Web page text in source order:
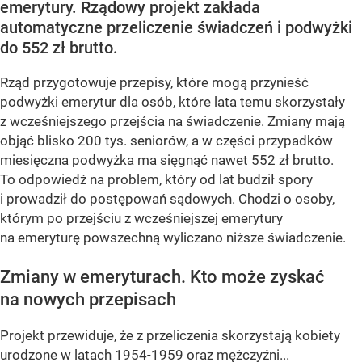
emerytury. Rządowy projekt zakłada
automatyczne przeliczenie świadczeń i podwyżki
do 552 zł brutto.
Rząd przygotowuje przepisy, które mogą przynieść
podwyżki emerytur dla osób, które lata temu skorzystały
z wcześniejszego przejścia na świadczenie. Zmiany mają
objąć blisko 200 tys. seniorów, a w części przypadków
miesięczna podwyżka ma sięgnąć nawet 552 zł brutto.
To odpowiedź na problem, który od lat budził spory
i prowadził do postępowań sądowych. Chodzi o osoby,
którym po przejściu z wcześniejszej emerytury
na emeryturę powszechną wyliczano niższe świadczenie.
Zmiany w emeryturach. Kto może zyskać
na nowych przepisach
Projekt przewiduje, że z przeliczenia skorzystają kobiety
urodzone w latach 1954-1959 oraz mężczyźni...